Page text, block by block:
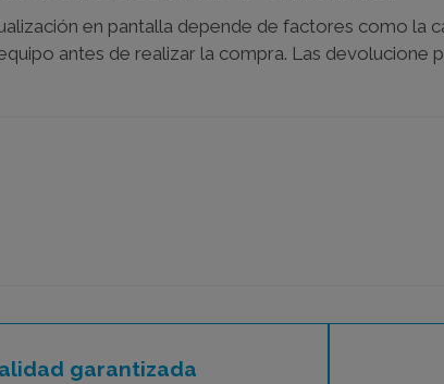
en pantalla depende de factores como la
antes de realizar la compra. Las devolucione
garantizada